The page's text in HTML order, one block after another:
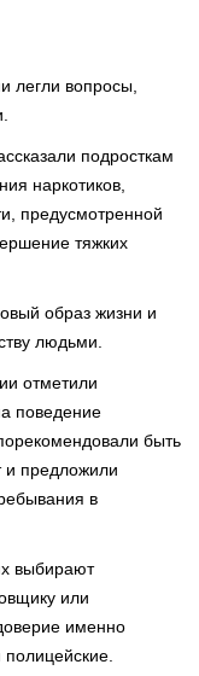
легли вопросы,
подросткам
наркотиков,
предусмотренной
тяжких
образ жизни и
людьми.
отметили
поведение
быть
и предложили
в
выбирают
или
именно